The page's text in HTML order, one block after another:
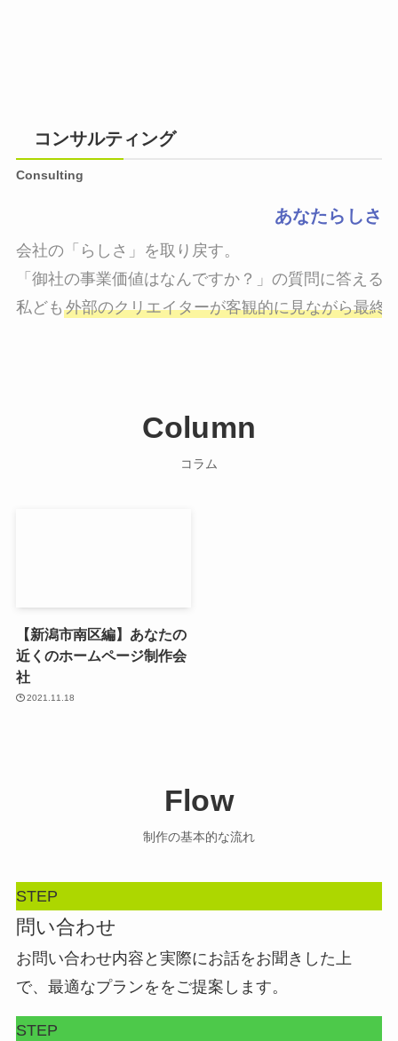
コンサルティング
Consulting
あなたらしさ
会社の「らしさ」を取り戻す。
「御社の事業価値はなんですか？」の質問に答える
私ども 外部のクリエイターが客観的に見ながら最終
Column
コラム
【新潟市南区編】あなたの
近くのホームページ制作会
社
2021.11.18
Flow
制作の基本的な流れ
STEP
問い合わせ
お問い合わせ内容と実際にお話をお聞きした上
で、最適なプランををご提案します。
STEP